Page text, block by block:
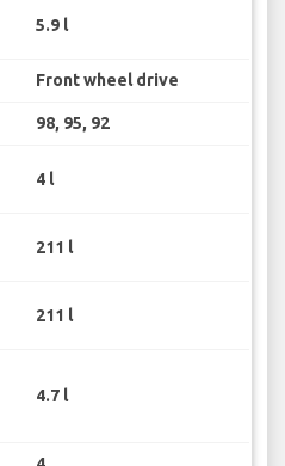
5.9 l
Front wheel drive
98, 95, 92
4 l
211 l
211 l
4.7 l